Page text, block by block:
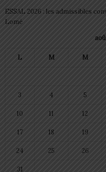
ESSAL 2026 : les admissibles
Lomé
L M M
3 4 5
10 11 12
17 18 19
24 25 26
31